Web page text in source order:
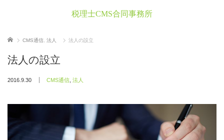
税理士CMS合同事務所
ホーム CMS通信 法人 法人の設立
法人の設立
2016.9.30 CMS通信 法人